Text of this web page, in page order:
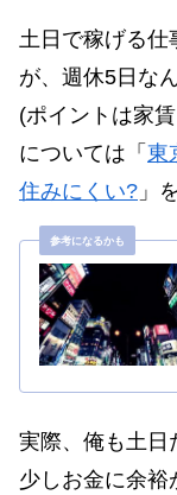
土日で稼げる
が、週休5日な
(ポイントは家
については「 東
住みにくい? 」
実際、俺も土日
少しお金に余裕